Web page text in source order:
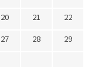
20 21
22
27 28
29